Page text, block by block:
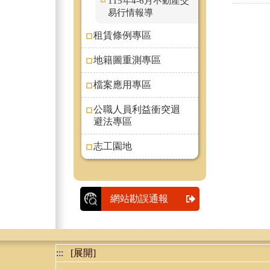
易行情報導
租賃條例專區
地籍圖重測專區
檔案應用專區
公職人員利益衝突迴
避法專區
志工園地
網站勘誤通報
::: [展開]